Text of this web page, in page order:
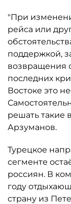
"При
рейса или
поддержкой,
возвращения
последних
Востоке это
решать такие
Арзуманов.
Турецкое
сегменте
россиян. В
году
страну из